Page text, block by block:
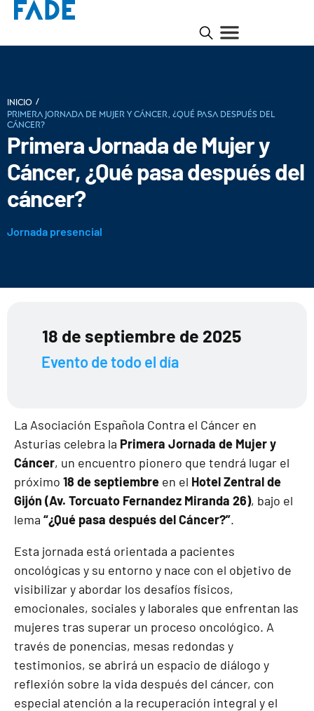
INICIO /
Primera Jornada de Mujer y Cáncer, ¿Qué pasa después del
cáncer?
Primera Jornada de Mujer y
Cáncer, ¿Qué pasa después del
cáncer?
Jornada presencial
18 de septiembre de 2025
Evento de todo el día
La Asociación Española Contra el Cáncer en
Asturias celebra la Primera Jornada de Mujer y
Cáncer, un encuentro pionero que tendrá lugar el
próximo 18 de septiembre en el Hotel Zentral de
Gijón (Av. Torcuato Fernandez Miranda 26), bajo el
lema “¿Qué pasa después del Cáncer?”.
Esta jornada está orientada a pacientes
oncológicas y su entorno y nace con el objetivo de
visibilizar y abordar los desafíos físicos,
emocionales, sociales y laborales que enfrentan las
mujeres tras superar un proceso oncológico. A
través de ponencias, mesas redondas y
testimonios, se abrirá un espacio de diálogo y
reflexión sobre la vida después del cáncer, con
especial atención a la recuperación integral y el